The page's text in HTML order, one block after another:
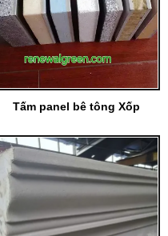
Tấm panel bê tông Xốp